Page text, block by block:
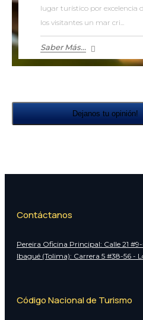
lugar turístico por excelencia
los visitantes un mar cri...
Saber Más...
Dejanos tu opinión!
Contáctanos
Pereira Oficina Principal: Calle 21
Ibagué (Tolima): Carrera 5 #38-56 -
Código Nacional de Turismo